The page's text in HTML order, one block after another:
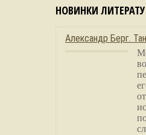
НОВИНКИ
Александр Берг.